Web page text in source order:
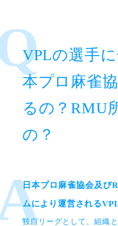
VPLの選手
本プロ麻雀
るの？RMU
の？
日本プロ麻雀協会及び
ムにより運営される
独自リーグとして、組織